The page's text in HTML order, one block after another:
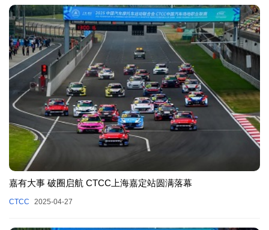
嘉有大事 破圈启航 CTCC上海嘉定站圆满落幕
CTCC 2025-04-27